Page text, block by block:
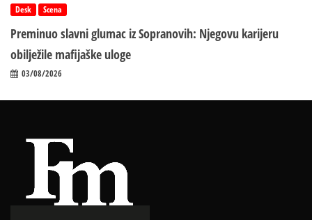
Desk Scena
Preminuo slavni glumac iz Sopranovih: Njegovu karijeru
obilježile mafijaške uloge
03/08/2026